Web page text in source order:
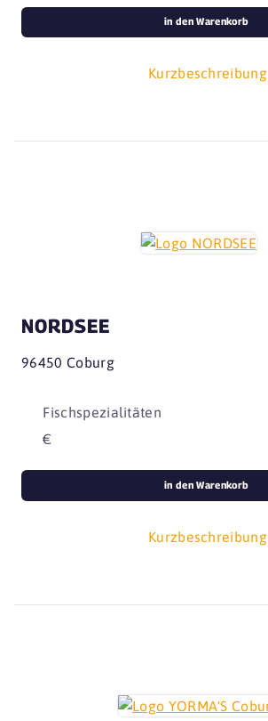
Kurzbeschreibung
in den Warenkorb
NORDSEE
96450 Coburg
Fischspezialitäten
€
Kurzbeschreibung
in den Warenkorb